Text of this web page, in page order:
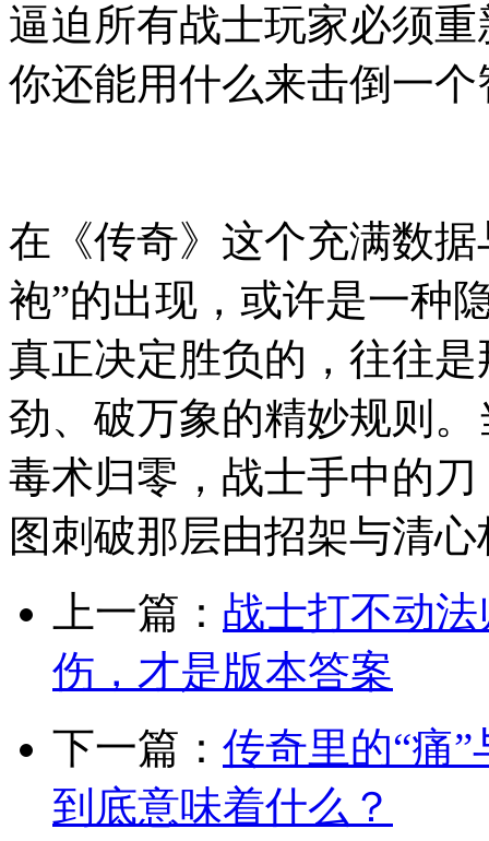
逼迫所有战士玩家必须
你还能用什么来击倒一
在《传奇》这个充满数
袍”的出现，或许是一种
真正决定胜负的，往往
劲、破万象的精妙规则
毒术归零，战士手中的
图刺破那层由招架与清
上一篇： 战士打不动法
伤，才是版本答案
下一篇： 传奇里的“痛
到底意味着什么？